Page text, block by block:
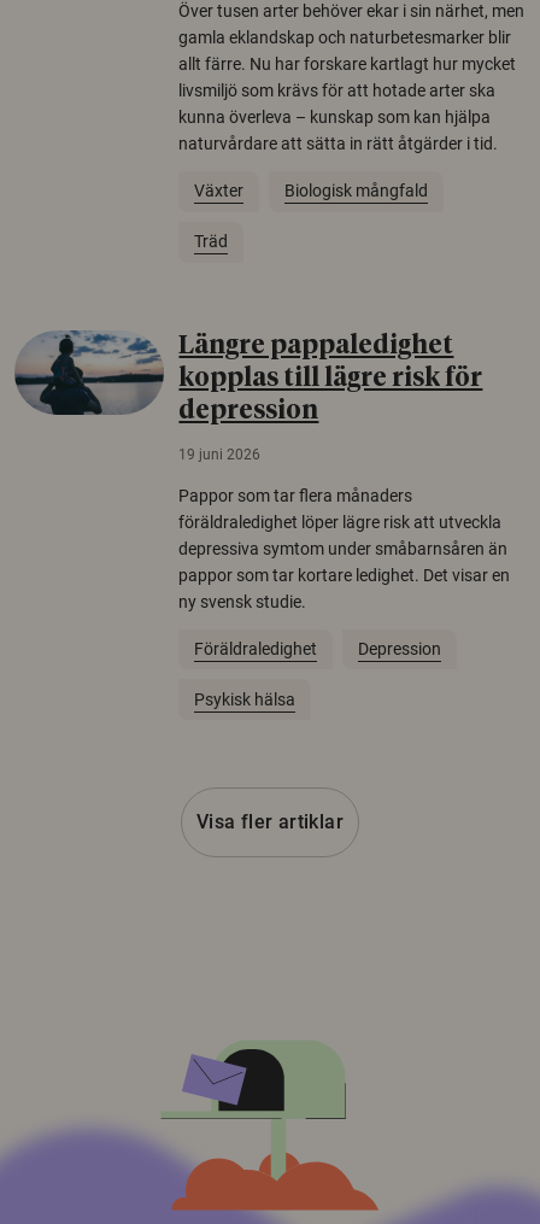
Över tusen arter behöver ekar i sin närhet, men
gamla eklandskap och naturbetesmarker blir
allt färre. Nu har forskare kartlagt hur mycket
livsmiljö som krävs för att hotade arter ska
kunna överleva – kunskap som kan hjälpa
naturvårdare att sätta in rätt åtgärder i tid.
Växter Biologisk mångfald
Träd
Längre pappaledighet
kopplas till lägre risk för
depression
19 juni 2026
Pappor som tar flera månaders
föräldraledighet löper lägre risk att utveckla
depressiva symtom under småbarnsåren än
pappor som tar kortare ledighet. Det visar en
ny svensk studie.
Föräldraledighet Depression
Psykisk hälsa
Visa fler artiklar